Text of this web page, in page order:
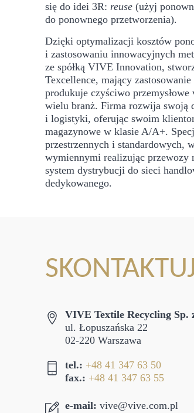
się do idei 3R: reuse(użyj
do ponownego przetworzenia).
Dzięki optymalizacji kosztów
i zastosowaniu innowacyjnych
ze spółką VIVE Innovation,
Texcellence, mający
produkuje czyściwo
wielu branż. Firma rozwija swoją
i logistyki, oferując swoim
magazynowe w klasie A/A+.
przestrzennych i standardowych,
wymiennymi realizując przewozy
system dystrybucji do sieci
dedykowanego.
VIVE Textile Recycling Sp.
ul. Łopuszańska 22
02-220 Warszawa
tel.: +48 41 347 63 50
fax.: +48 41 347 63 55
e-mail: vive@vive.com.pl